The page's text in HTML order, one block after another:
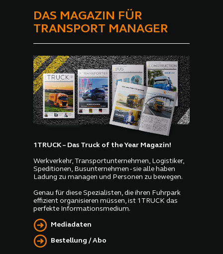
DAS MAGAZIN FÜR
TRANSPORT MANAGER
1TRUCK – Das Truck of the Year Magazin!
Werkverkehr, Transportunternehmen, Logistiker,
Speditionen, Busunternehmen - sie alle haben
Ladung zu managen und Personen zu bewegen.
Genau für diese Spezialisten, die ihren Fuhrpark
effizient organisieren müssen, ist 1TRUCK das
perfekte Informationsmedium.
Mediadaten
Bestellung / Abo